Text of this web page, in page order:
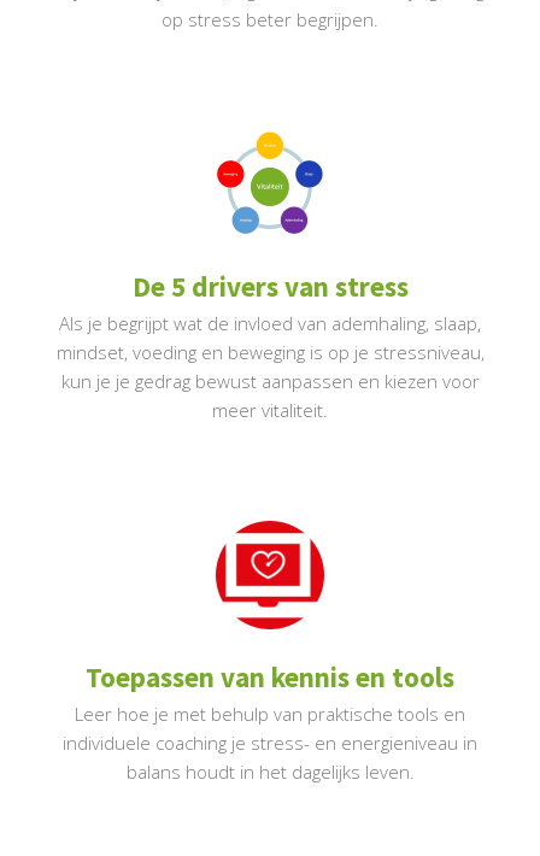
op stress beter begrijpen.
De 5 drivers van stress
Als je begrijpt wat de invloed van ademhaling, slaap,
mindset, voeding en beweging is op je stressniveau,
kun je je gedrag bewust aanpassen en kiezen voor
meer vitaliteit.
Toepassen van kennis en tools
Leer hoe je met behulp van praktische tools en
individuele coaching je stress- en energieniveau in
balans houdt in het dagelijks leven.